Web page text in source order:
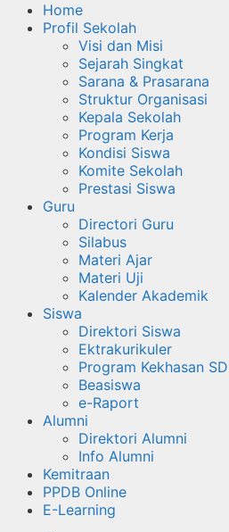
Home
Profil Sekolah
Visi dan Misi
Sejarah Singkat
Sarana & Prasarana
Struktur Organisasi
Kepala Sekolah
Program Kerja
Kondisi Siswa
Komite Sekolah
Prestasi Siswa
Guru
Directori Guru
Silabus
Materi Ajar
Materi Uji
Kalender Akademik
Siswa
Direktori Siswa
Ektrakurikuler
Program Kekhasan
Beasiswa
e-Raport
Alumni
Direktori Alumni
Info Alumni
Kemitraan
PPDB Online
E-Learning